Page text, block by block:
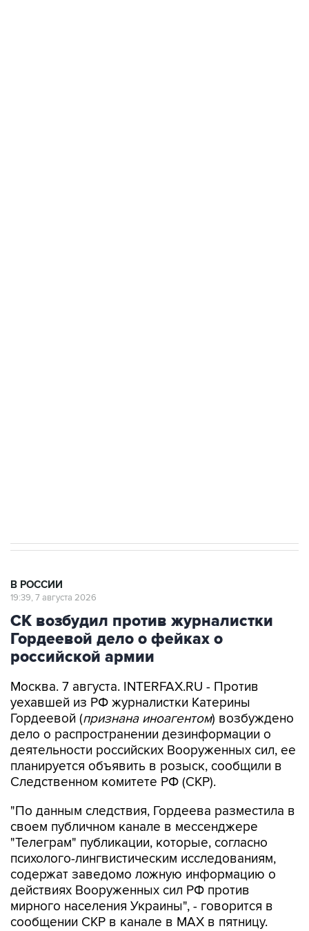
В РОССИИ
19:39, 7 августа 2026
СК возбудил против журналистки
Гордеевой дело о фейках о
российской армии
Москва. 7 августа. INTERFAX.RU - Против
уехавшей из РФ журналистки Катерины
Гордеевой (признана иноагентом) возбуждено
дело о распространении дезинформации о
деятельности российских Вооруженных сил, ее
планируется объявить в розыск, сообщили в
Следственном комитете РФ (СКР).
"По данным следствия, Гордеева разместила в
своем публичном канале в мессенджере
"Телеграм" публикации, которые, согласно
психолого-лингвистическим исследованиям,
содержат заведомо ложную информацию о
действиях Вооруженных сил РФ против
мирного населения Украины", - говорится в
сообщении СКР в канале в MAX в пятницу.